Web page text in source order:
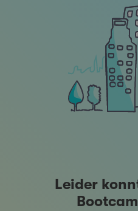
Leider